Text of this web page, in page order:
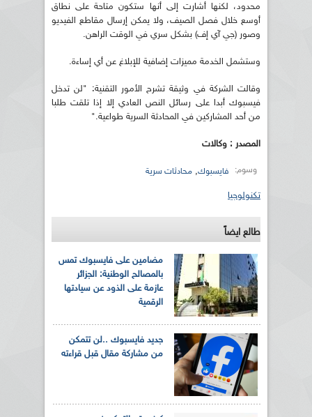
محدود، لكنها أشارت إلى أنها ستكون متاحة على نطاق
أوسع خلال فصل الصيف، ولا يمكن إرسال مقاطع الفيديو
وصور (جي آي إف) بشكل سري في الوقت الراهن.
وستشمل الخدمة مميزات إضافية للإبلاغ عن أي إساءة.
وقالت الشركة في وثيقة تشرح الأمور التقنية: "لن تدخل
فيسبوك أبدا على رسائل النص العادي إلا إذا تلقت طلبا
من أحد المشاركين في المحادثة السرية طواعية."
المصدر : وكالات
وسوم: فايسبوك, محادثات سرية
تكنولوجيا
طالع ايضاً
مضامين على فايسبوك تمس
بالمصالح الوطنية: الجزائر
عازمة على الذود عن سيادتها
الرقمية
جديد فايسبوك ..لن تتمكن
من مشاركة مقال قبل قراءته